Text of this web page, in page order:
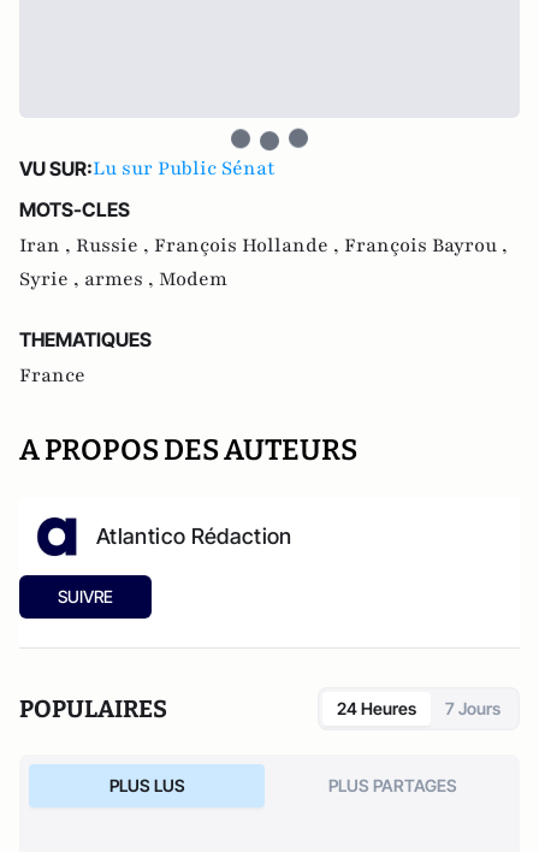
VU SUR:Lu sur Public Sénat
MOTS-CLES
Iran , Russie , François Hollande , François Bayrou ,
Syrie , armes , Modem
THEMATIQUES
France
A PROPOS DES AUTEURS
Atlantico Rédaction
SUIVRE
POPULAIRES 24 Heures 7 Jours
PLUS LUS PLUS PARTAGES